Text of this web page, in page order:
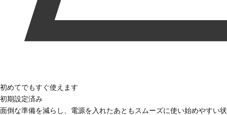
初めてでもすぐ使えます
初期設定済み
面倒な準備を減らし、電源を入れたあともスムーズに使い始めやすい